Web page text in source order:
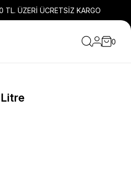
TL. ÜZERİ ÜCRETSİZ KARGO
0
Litre